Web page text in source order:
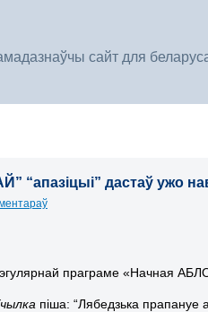
сайт для
“апазіцыі” дастаў ужо
праграме «Начная
піша: “Лябедзька прапануе